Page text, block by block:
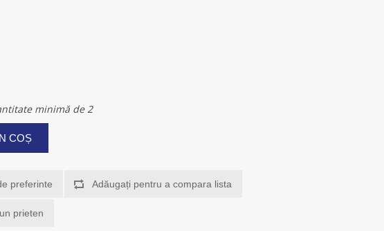
minimă de 2
COȘ
preferinte Adăugați pentru a compara lista
prieten